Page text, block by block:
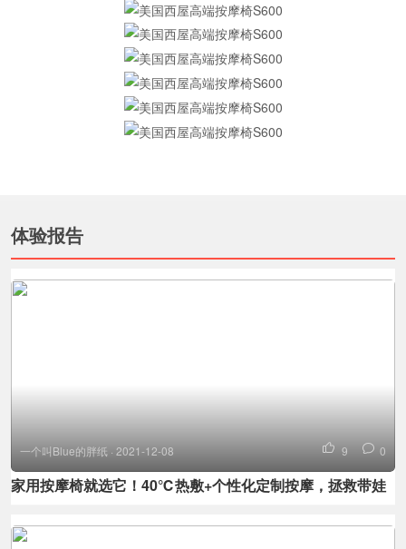
体验报告
一个叫Blue的胖纸 · 2021-12-08 9 0
家用按摩椅就选它！40℃热敷+个性化定制按摩，拯救带娃